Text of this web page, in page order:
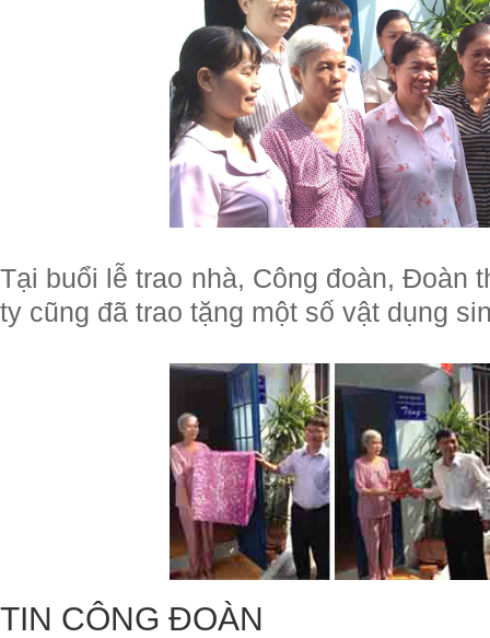
Tại buổi lễ trao nhà, Công đoàn, Đoàn
ty cũng đã trao tặng một số vật dụng
TIN CÔNG ĐOÀN